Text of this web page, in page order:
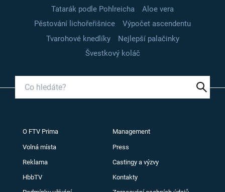
Tatarák podle Pohlreicha
Aloe vera
Pěstování lichořeřišnice
Výpočet ascendentu
Tvarohové knedlíky
Nejlepší palačinky
Švestkový koláč
O FTV Prima Management
Volná místa Press
Reklama Castingy a výzvy
HbbTV Kontakty